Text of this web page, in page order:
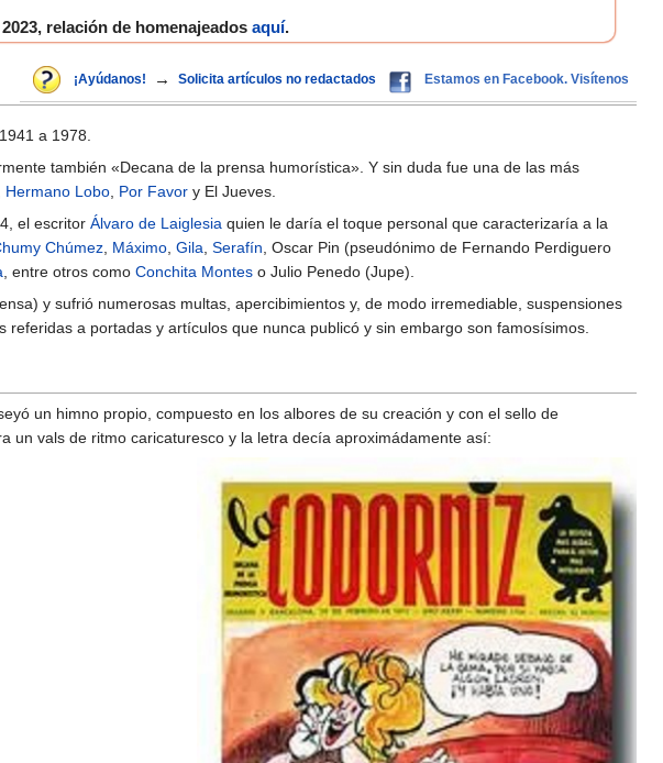
relación de homenajeados aquí.
¡Ayúdanos! → Solicita artículos no redactados Estamos en Facebook. Visítenos
a 1978.
también «Decana de la prensa humorística». Y sin duda fue una de las más
Hermano Lobo, Por Favor y El Jueves.
el escritor Álvaro de Laiglesia quien le daría el toque personal que caracterizaría a la
Chúmez, Máximo, Gila, Serafín, Oscar Pin (pseudónimo de Fernando Perdiguero
, entre otros como Conchita Montes o Julio Penedo (Jupe).
y sufrió numerosas multas, apercibimientos y, de modo irremediable, suspensiones
a portadas y artículos que nunca publicó y sin embargo son famosísimos.
un himno propio, compuesto en los albores de su creación y con el sello de
un vals de ritmo caricaturesco y la letra decía aproximádamente así: